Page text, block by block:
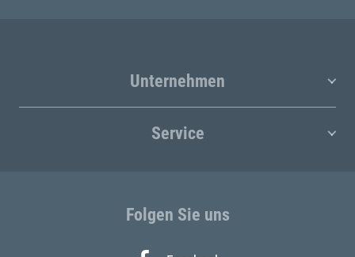
Unternehmen
Service
Folgen Sie uns